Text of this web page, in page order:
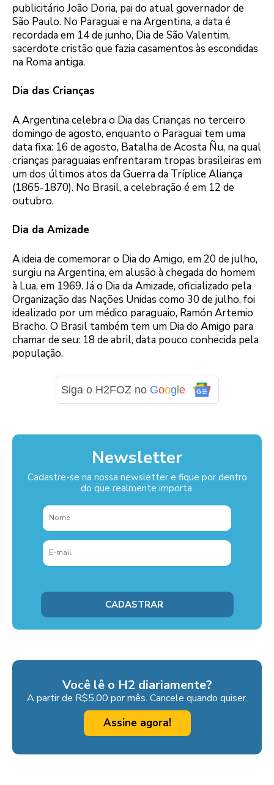
publicitário João Doria, pai do atual governador de
São Paulo. No Paraguai e na Argentina, a data é
recordada em 14 de junho, Dia de São Valentim,
sacerdote cristão que fazia casamentos às escondidas
na Roma antiga.
Dia das Crianças
A Argentina celebra o Dia das Crianças no terceiro
domingo de agosto, enquanto o Paraguai tem uma
data fixa: 16 de agosto, Batalha de Acosta Ñu, na qual
crianças paraguaias enfrentaram tropas brasileiras em
um dos últimos atos da Guerra da Tríplice Aliança
(1865-1870). No Brasil, a celebração é em 12 de
outubro.
Dia da Amizade
A ideia de comemorar o Dia do Amigo, em 20 de julho,
surgiu na Argentina, em alusão à chegada do homem
à Lua, em 1969. Já o Dia da Amizade, oficializado pela
Organização das Nações Unidas como 30 de julho, foi
idealizado por um médico paraguaio, Ramón Artemio
Bracho. O Brasil também tem um Dia do Amigo para
chamar de seu: 18 de abril, data pouco conhecida pela
população.
Siga o H2FOZ no Goog e
Newsletter
Cadastre-se na nossa newsletter e fique por dentro
do que realmente importa.
Você lê o H2 diariamente?
A partir de R$5,00 por mês. Cancele quando quiser.
Assine agora!